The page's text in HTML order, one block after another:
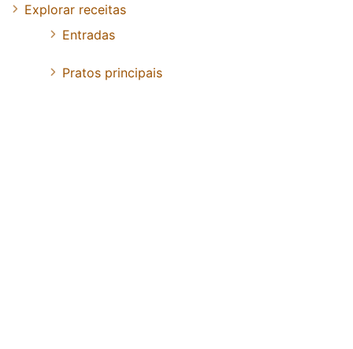
Explorar receitas
Entradas
Pratos principais